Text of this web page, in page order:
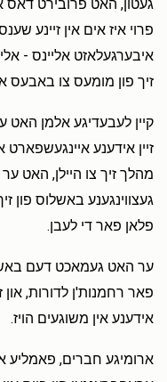
געטון, האט פרובירט דאס
פרוי איז אים אין זיינע
איבערגעלאזט אליינס -
זיך פון מומעס צו באבעס
קיין לעבעדיגע אלמן האט
זיין אידענע איינגעשפארט
מהלך זיך צו היילן, האט
געצווינגענע באשלוס פון
פלאן פאר די לעבן.
ער האט געמאכט דעם
פאר רחמנות'ן לדורות, און
אידענע אין משוגעים הויז.
ארומיגע חברים, פאמליע